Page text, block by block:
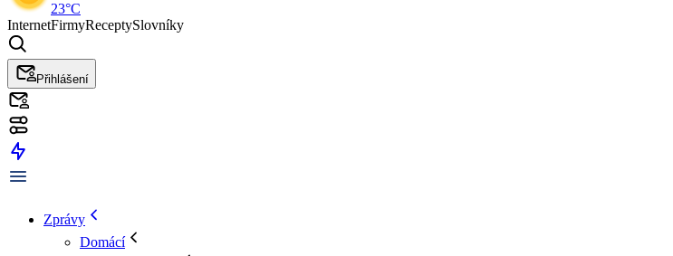
23°C
InternetFirmyReceptySlovníky
Přihlášení
Zprávy
Domácí